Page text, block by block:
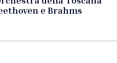
e Brahms